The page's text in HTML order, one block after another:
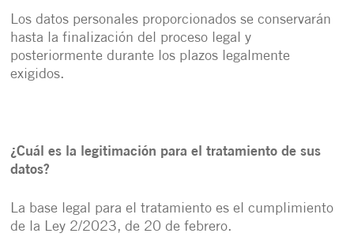
Los datos personales proporcionados se conservarán
hasta la finalización del proceso legal y
posteriormente durante los plazos legalmente
exigidos.
¿Cuál es la legitimación para el tratamiento de sus
datos?
La base legal para el tratamiento es el cumplimiento
de la Ley 2/2023, de 20 de febrero.